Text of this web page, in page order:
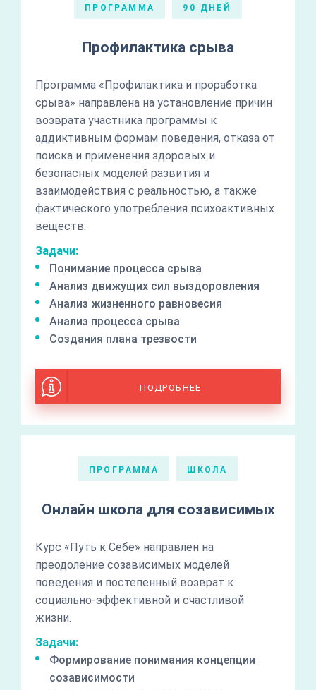
ПРОГРАММА 90 ДНЕЙ
Профилактика срыва
Программа «Профилактика и проработка
срыва» направлена на установление причин
возврата участника программы к
аддиктивным формам поведения, отказа от
поиска и применения здоровых и
безопасных моделей развития и
взаимодействия с реальностью, а также
фактического употребления психоактивных
веществ.
Задачи:
Понимание процесса срыва
Анализ движущих сил выздоровления
Анализ жизненного равновесия
Анализ процесса срыва
Создания плана трезвости
ПОДРОБНЕЕ
ПРОГРАММА ШКОЛА
Онлайн школа для созависимых
Курс «Путь к Себе» направлен на
преодоление созависимых моделей
поведения и постепенный возврат к
социально-эффективной и счастливой
жизни.
Задачи:
Формирование понимания концепции
созависимости